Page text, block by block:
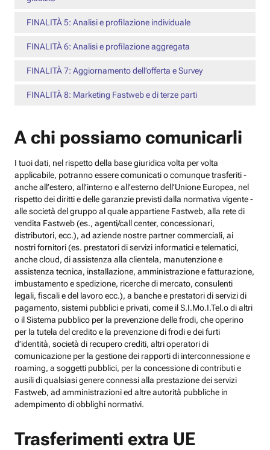
FINALITÀ 5: Analisi e profilazione individuale
FINALITÀ 6: Analisi e profilazione aggregata
FINALITÀ 7: Aggiornamento dell’offerta e Survey
FINALITÀ 8: Marketing Fastweb e di terze parti
A chi possiamo comunicarli
I tuoi dati, nel rispetto della base giuridica volta per volta
applicabile, potranno essere comunicati o comunque trasferiti -
anche all’estero, all’interno e all’esterno dell’Unione Europea, nel
rispetto dei diritti e delle garanzie previsti dalla normativa vigente -
alle società del gruppo al quale appartiene Fastweb, alla rete di
vendita Fastweb (es., agenti/call center, concessionari,
distributori, ecc.), ad aziende nostre partner commerciali, ai
nostri fornitori (es. prestatori di servizi informatici e telematici,
anche cloud, di assistenza alla clientela, manutenzione e
assistenza tecnica, installazione, amministrazione e fatturazione,
imbustamento e spedizione, ricerche di mercato, consulenti
legali, fiscali e del lavoro ecc.), a banche e prestatori di servizi di
pagamento, sistemi pubblici e privati, come il S.I.Mo.I.Tel.o di altri
o il Sistema pubblico per la prevenzione delle frodi, che operino
per la tutela del credito e la prevenzione di frodi e dei furti
d’identità, società di recupero crediti, altri operatori di
comunicazione per la gestione dei rapporti di interconnessione e
roaming, a soggetti pubblici, per la concessione di contributi e
ausili di qualsiasi genere connessi alla prestazione dei servizi
Fastweb, ad amministrazioni ed altre autorità pubbliche in
adempimento di obblighi normativi.
Trasferimenti extra UE